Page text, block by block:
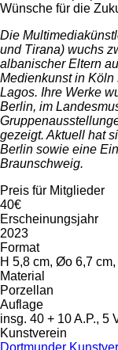
Wünsche für die
Die
und Tirana) wuchs
albanischer Eltern
Medienkunst in
Lagos. Ihre Werke
Berlin, im
gezeigt. Aktuell hat
Berlin sowie eine
Braunschweig.
Preis für Mitglieder
40€
Erscheinungsjahr
2023
Format
H 5,8 cm, Øo 6,7 cm,
Material
Porzellan
Auflage
insg. 40 + 10 A.P., 5
Kunstverein